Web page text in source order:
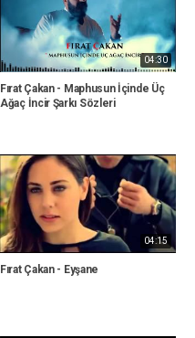
04:30
Fırat Çakan - Maphusun İçinde Üç
Ağaç İncir Şarkı Sözleri
04:15
Fırat Çakan - Eyşane